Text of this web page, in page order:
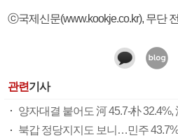
ⓒ국제신문(www.kookje.co.kr), 무단
관련기사
양자대결 붙어도 河 45.7-朴 32.4%,
북갑 정당지지도 보니…민주